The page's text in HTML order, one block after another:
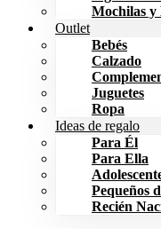
Mochilas y
Outlet
Bebés
Calzado
Juguetes
Ropa
Ideas de regalo
Para Él
Para Ella
Pequeños
Recién